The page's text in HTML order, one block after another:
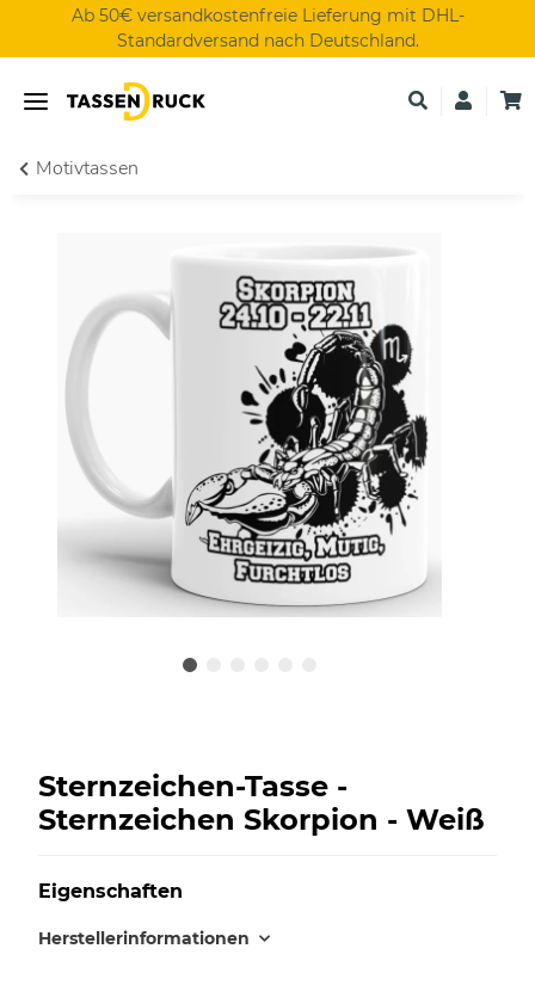
Ab 50€ versandkostenfreie Lieferung mit DHL-
Standardversand nach Deutschland.
Motivtassen
Sternzeichen-Tasse -
Sternzeichen Skorpion - Weiß
Eigenschaften
Herstellerinformationen